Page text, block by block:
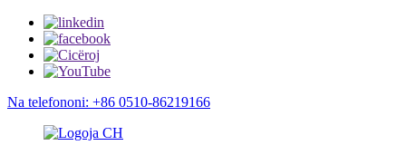
Na telefononi: +86 0510-86219166